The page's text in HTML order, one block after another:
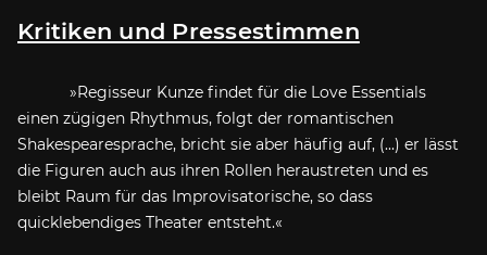
Kritiken und Pressestimmen
Regisseur Kunze findet für die Love Essentials
einen zügigen Rhythmus, folgt der romantischen
Shakespearesprache, bricht sie aber häufig auf, (...) er lässt
die Figuren auch aus ihren Rollen heraustreten und es
bleibt Raum für das Improvisatorische, so dass
quicklebendiges Theater entsteht.